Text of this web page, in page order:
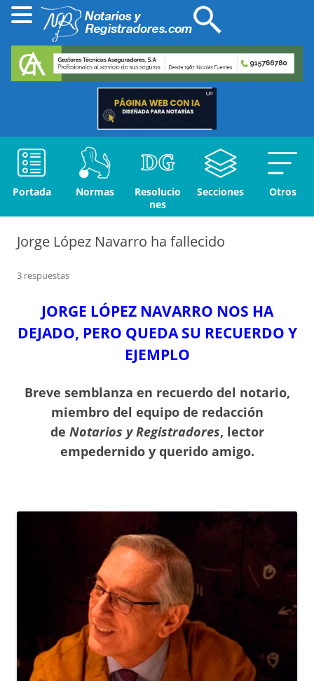
Portada Normas
Resolucio
nes
Secciones Otros
Jorge López Navarro ha fallecido
3 respuestas
JORGE LÓPEZ NAVARRO NOS HA
DEJADO, PERO QUEDA SU RECUERDO Y
EJEMPLO
Breve semblanza en recuerdo del notario,
miembro del equipo de redacción
de Notarios y Registradores, lector
empedernido y querido amigo.